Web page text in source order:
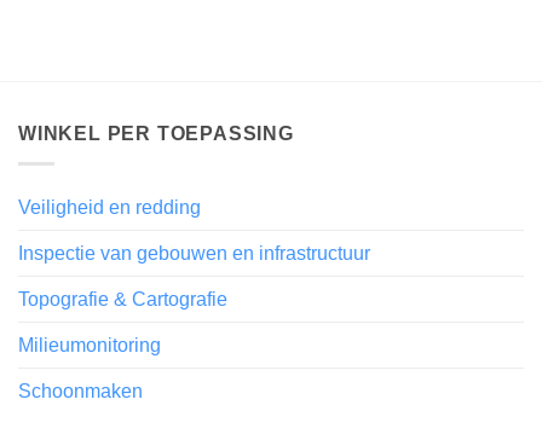
WINKEL PER TOEPASSING
Veiligheid en redding
Inspectie van gebouwen en infrastructuur
Topografie & Cartografie
Milieumonitoring
Schoonmaken